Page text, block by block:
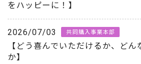
をハッピーに！】
2026/07/03 共同購入事業本部
【どう喜んでいただけるか、ど
か】